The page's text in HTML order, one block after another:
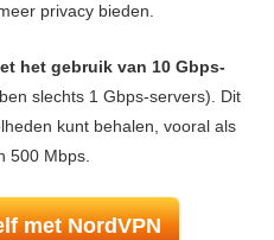
privacy bieden.
het gebruik van 10 Gbps-
slechts 1 Gbps-servers). Dit
kunt behalen, vooral als
500 Mbps.
met NordVPN